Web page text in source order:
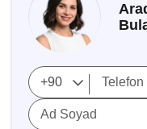
Ad Soyad